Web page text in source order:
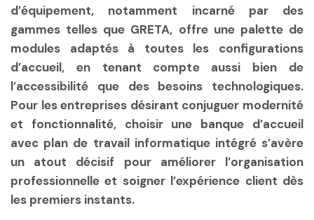
d’équipement, notamment incarné par des
gammes telles que GRETA, offre une palette de
modules adaptés à toutes les configurations
d’accueil, en tenant compte aussi bien de
l’accessibilité que des besoins technologiques.
Pour les entreprises désirant conjuguer modernité
et fonctionnalité, choisir une banque d’accueil
avec plan de travail informatique intégré s’avère
un atout décisif pour améliorer l’organisation
professionnelle et soigner l’expérience client dès
les premiers instants.